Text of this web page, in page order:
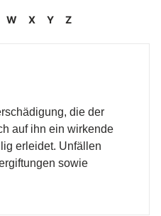
W X Y Z
die der
auf ihn ein wirkende
erleidet. Unfällen
sowie